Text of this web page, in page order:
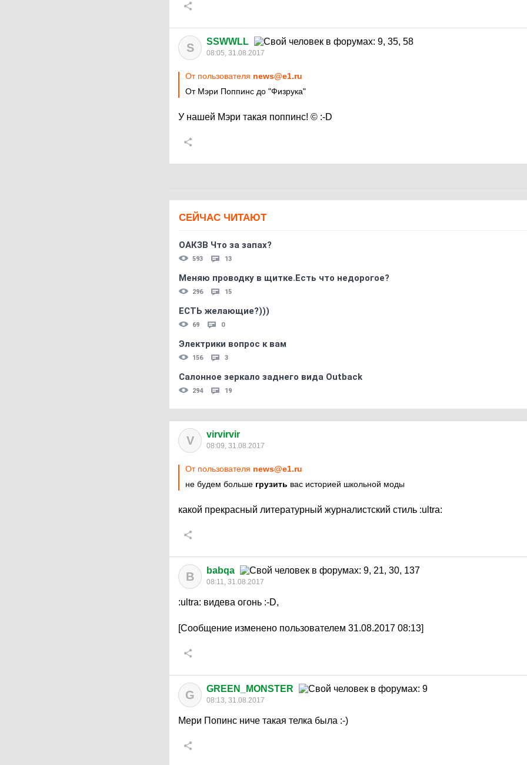
S SSWWLL
08:05, 31.08.2017
От пользователя news@e1.ru
От Мэри Поппинс до "Физрука"
У нашей Мэри такая поппинс! © :-D
СЕЙЧАС ЧИТАЮТ
ОАКЗВ Что за запах?
593 13
Меняю проводку в щитке.Есть что недорогое?
296 15
ЕСТЬ желающие?)))
69 0
Электрики вопрос к вам
156 3
Салонное зеркало заднего вида Outback
294 19
V virvirvir
08:09, 31.08.2017
От пользователя news@e1.ru
не будем больше грузить вас историей школьной моды
какой прекрасный литературный журналистский стиль :ultra:
B babqa
08:11, 31.08.2017
:ultra: видева огонь :-D,
[Сообщение изменено пользователем 31.08.2017 08:13]
G GREEN_MONSTER
08:13, 31.08.2017
Мери Попинс ниче такая телка была :-)